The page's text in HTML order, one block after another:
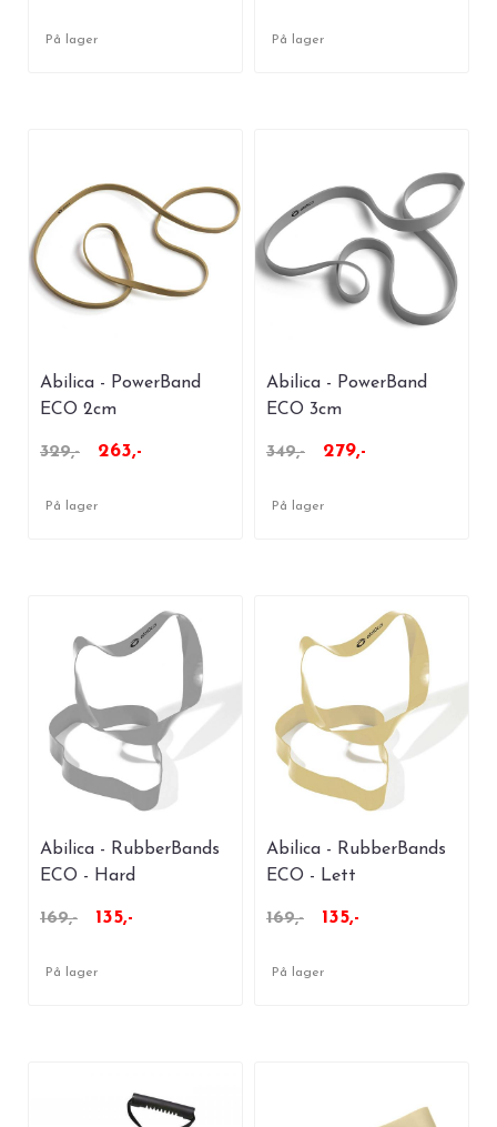
På lager På lager
Abilica - PowerBand
ECO 2cm
329,- 263,-
På lager
Abilica - PowerBand
ECO 3cm
349,- 279,-
På lager
Abilica - RubberBands
ECO - Hard
169,- 135,-
På lager
Abilica - RubberBands
ECO - Lett
169,- 135,-
På lager